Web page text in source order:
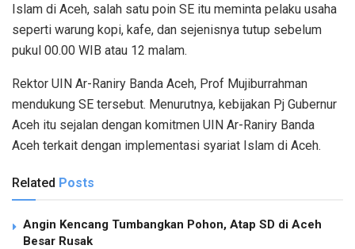
Islam di Aceh, salah satu poin SE itu meminta pelaku usaha
seperti warung kopi, kafe, dan sejenisnya tutup sebelum
pukul 00.00 WIB atau 12 malam.
Rektor UIN Ar-Raniry Banda Aceh, Prof Mujiburrahman
mendukung SE tersebut. Menurutnya, kebijakan Pj Gubernur
Aceh itu sejalan dengan komitmen UIN Ar-Raniry Banda
Aceh terkait dengan implementasi syariat Islam di Aceh.
Related Posts
Angin Kencang Tumbangkan Pohon, Atap SD di Aceh
Besar Rusak